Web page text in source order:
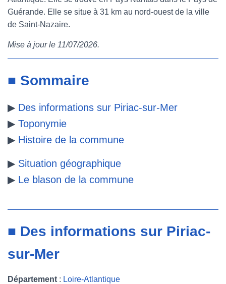
e t t b
Guérande. Elle se situe à 31 km au nord-ouest de la ville
de Saint-Nazaire.
Mise à jour le 11/07/2026.
■ Sommaire
▶ Des informations sur Piriac-sur-Mer
▶ Toponymie
▶ Histoire de la commune
▶ Situation géographique
▶ Le blason de la commune
■ Des informations sur Piriac-
sur-Mer
Département : Loire-Atlantique